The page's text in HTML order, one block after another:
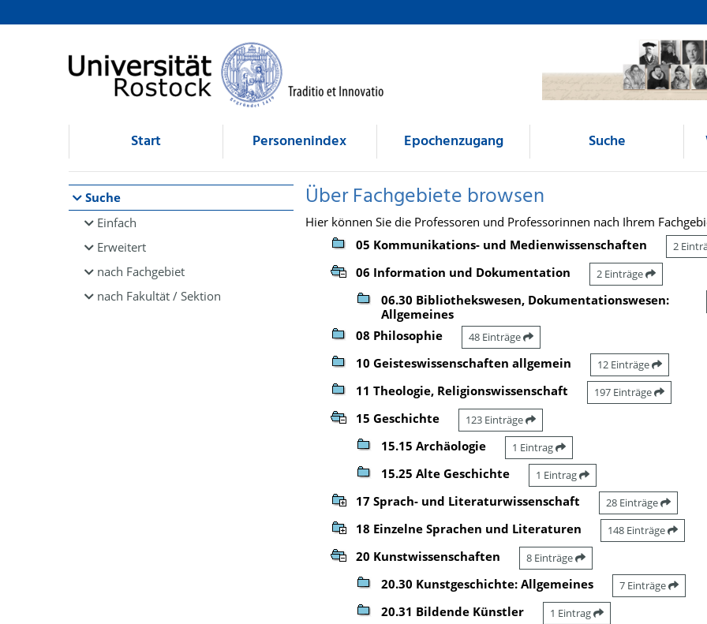
Browsen
direkt zum Inhalt
Start Personenindex Epochenzugang Suche
Suche
Einfach
Erweitert
nach Fachgebiet
nach Fakultät / Sektion
Über Fachgebiete browsen
Hier können Sie die Professoren und Professorinnen nach Ihrem
05 Kommunikations- und Medienwissenschaften
2
06 Information und Dokumentation 2 Einträge
06.30 Bibliothekswesen, Dokumentationswesen:
Allgemeines
08 Philosophie 48 Einträge
10 Geisteswissenschaften allgemein 12 Einträge
11 Theologie, Religionswissenschaft 197 Einträge
15 Geschichte 123 Einträge
15.15 Archäologie 1 Eintrag
15.25 Alte Geschichte 1 Eintrag
17 Sprach- und Literaturwissenschaft 28 Einträge
18 Einzelne Sprachen und Literaturen 148 Einträge
20 Kunstwissenschaften 8 Einträge
20.30 Kunstgeschichte: Allgemeines 7 Einträge
20.31 Bildende Künstler 1 Eintrag